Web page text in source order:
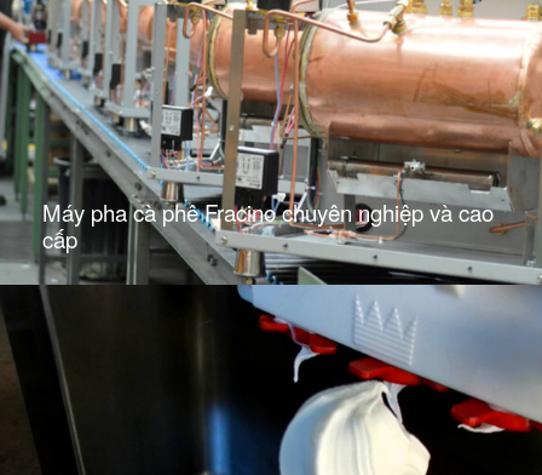
Máy pha cà phê Fracino chuyên nghiệp và cao
cấp